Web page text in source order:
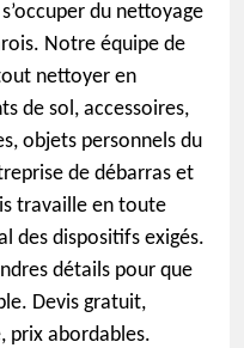
du nettoyage
Notre équipe de
nettoyer en
de sol, accessoires,
objets personnels du
de débarras et
travaille en toute
des dispositifs exigés.
détails pour que
Devis gratuit,
prix abordables.